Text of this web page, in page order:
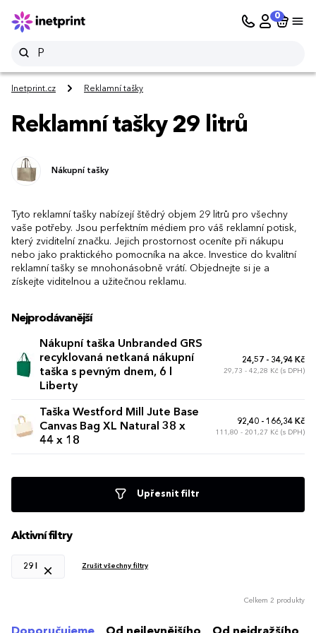
0
Inetprint.cz Reklamní tašky
Reklamní tašky 29 litrů
Nákupní tašky
Tyto reklamní tašky nabízejí štědrý objem 29 litrů pro všechny
vaše potřeby. Jsou perfektním médiem pro váš reklamní potisk,
který zviditelní značku. Jejich prostornost oceníte při nákupu
nebo jako praktického pomocníka na akce. Investice do kvalitní
reklamní tašky se mnohonásobně vrátí. Objednejte si je a
získejte viditelnou a užitečnou reklamu.
Nejprodávanější
Nákupní taška Unbranded GRS
recyklovaná netkaná nákupní
taška s pevným dnem, 6 l
Liberty
24,57 - 34,94 Kč
29,73 - 42,28 Kč (s DPH)
Taška Westford Mill Jute Base
Canvas Bag XL Natural 38 x
44 x 18
92,40 - 166,34 Kč
111,80 - 201,27 Kč (s DPH)
Upřesnit filtr
Aktivní filtry
29 l Zrušit všechny filtry
Celkem 2 produkty